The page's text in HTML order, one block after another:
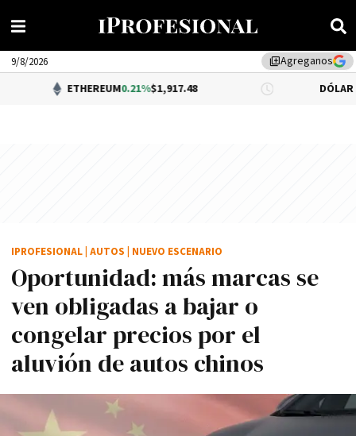
library_addAgreganos
9/8/2026
ETHEREUM 0.21%$1,917.48 DÓLAR BNA
Oportunidad: más marcas se
ven obligadas a bajar o
congelar precios por el
aluvión de autos chinos
IPROFESIONAL AUTOS NUEVO ESCENARIO